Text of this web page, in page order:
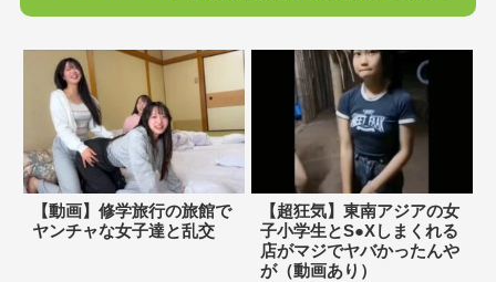
【動画】修学旅行の旅館で
ヤンチャな女子達と乱交
【超狂気】東南アジアの女
子小学生とS●Xしまくれる
店がマジでヤバかったんや
が（動画あり）